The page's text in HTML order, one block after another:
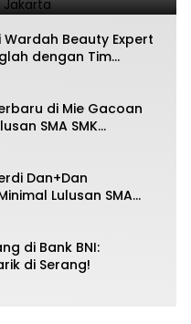
Beauty Expert
dengan Tim
di Mie Gacoan
SMA SMK
Dan+Dan
Lulusan SMA
di Bank BNI:
di Serang!